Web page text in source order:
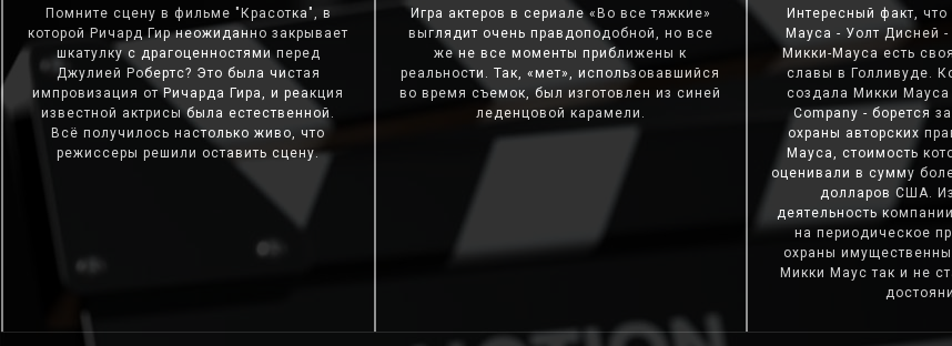
Помните сцену в фильме "Красотка", в
которой Ричард Гир неожиданно закрывает
шкатулку с драгоценностями перед
Джулией Робертс? Это была чистая
импровизация от Ричарда Гира, и реакция
известной актрисы была естественной.
Всё получилось настолько живо, что
режиссеры решили оставить сцену.
Игра актеров в сериале «Во все тяжкие»
выглядит очень правдоподобной, но все
же не все моменты приближены к
реальности. Так, «мет», использовавшийся
во время съемок, был изготовлен из синей
леденцовой карамели.
Интересный факт,
Мауса - Уолт Дисней
Микки-Мауса есть
славы в Голливуде.
создала Микки
Company - борется
охраны авторских
Мауса, стоимость
оценивали в сумму
долларов США.
деятельность
на периодическое
охраны
Микки Маус так и не